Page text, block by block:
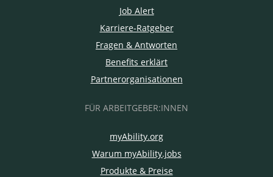
Job Alert
Karriere-Ratgeber
Fragen & Antworten
Benefits erklärt
Partnerorganisationen
FÜR ARBEITGEBER:INNEN
myAbility.org
Warum myAbility.jobs
Produkte & Preise